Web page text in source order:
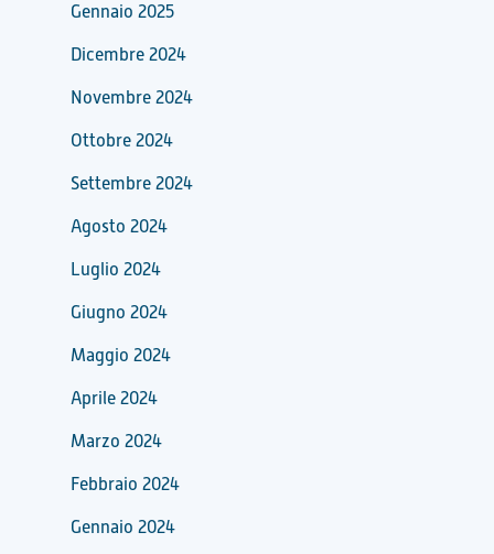
Gennaio 2025
Dicembre 2024
Novembre 2024
Ottobre 2024
Settembre 2024
Agosto 2024
Luglio 2024
Giugno 2024
Maggio 2024
Aprile 2024
Marzo 2024
Febbraio 2024
Gennaio 2024